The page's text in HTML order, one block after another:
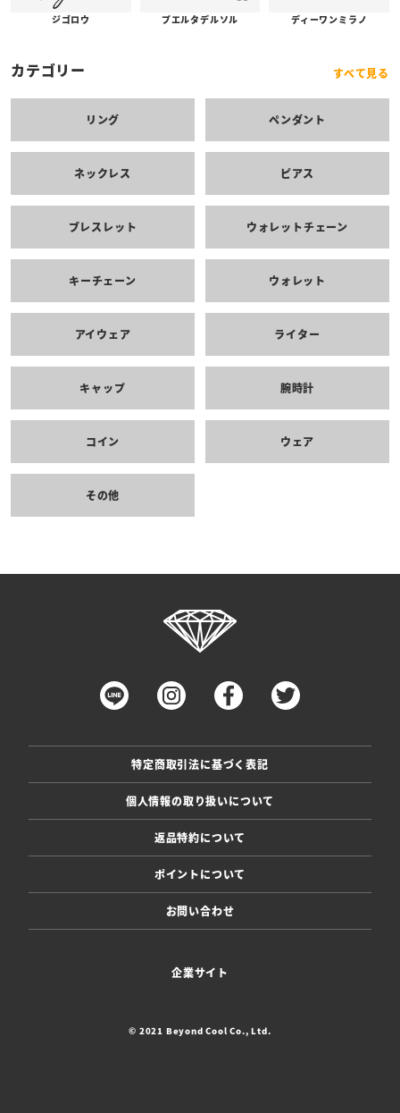
ジゴロウ プエルタデルソル ディーワンミラノ
カテゴリー すべて見る
リング ペンダント
ネックレス ピアス
ブレスレット ウォレットチェーン
キーチェーン ウォレット
アイウェア ライター
キャップ 腕時計
コイン ウェア
その他
特定商取引法に基づく表記
個人情報の取り扱いについて
返品特約について
ポイントについて
お問い合わせ
企業サイト
© 2021 Beyond Cool Co., Ltd.